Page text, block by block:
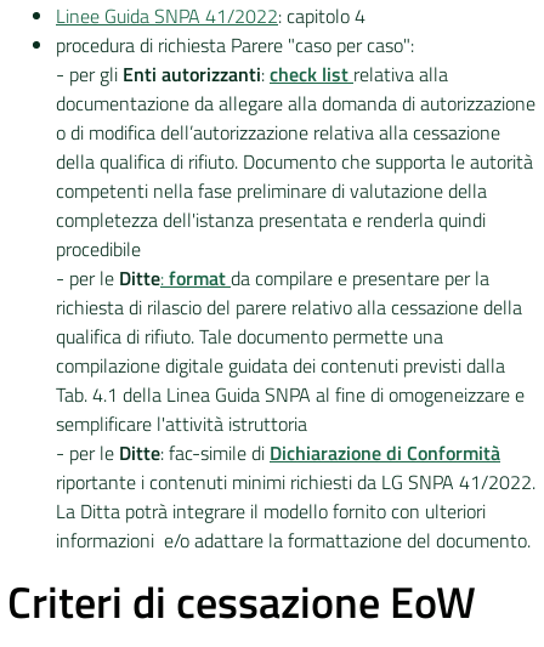
Linee Guida SNPA 41/2022: capitolo 4
procedura di richiesta Parere "caso per caso":
- per gli Enti autorizzanti:check list relativa alla
documentazione da allegare alla domanda di autorizzazione
o di modifica dell’autorizzazione relativa alla cessazione
della qualifica di rifiuto. Documento che supporta le autorità
competenti nella fase preliminare di valutazione della
completezza dell'istanza presentata e renderla quindi
procedibile
- per le Ditte:formatda compilare e presentare per la
richiesta di rilascio del parere relativo alla cessazione della
qualifica di rifiuto. Tale documento permette una
compilazione digitale guidata dei contenuti previsti dalla
Tab. 4.1 della Linea Guida SNPA al fine di omogeneizzare e
semplificare l'attività istruttoria
- per le Ditte: fac-simile di Dichiarazione di Conformità
riportante i contenuti minimi richiesti da LG SNPA 41/2022.
La Ditta potrà integrare il modello fornito con ulteriori
informazioni e/o adattare la formattazione del documento.
Criteri di cessazione EoW